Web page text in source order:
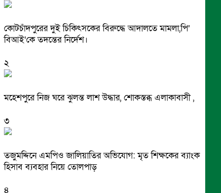
কোটচাঁদপুরের দুই চিকিৎসকের বিরুদ্ধে আদালতে মামলা,পি’
বিআই’কে তদন্তের নির্দেশ।
২
মহেশপুরে নিজ ঘরে ঝুলন্ত লাশ উদ্ধার, শোকস্তব্ধ এলাকাবাসী ,
৩
তজুমদ্দিনে এমপিও জালিয়াতির অভিযোগ: মৃত শিক্ষকের ব্যাংক
হিসাব ব্যবহার নিয়ে তোলপাড়
৪